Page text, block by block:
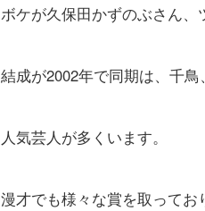
ボケが久保田かずのぶさん
結成が2002年で同期は、千
人気芸人が多くいます。
漫才でも様々な賞を取ってお